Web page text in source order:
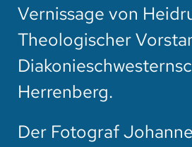
Vernissage von
Theologischer
Herrenberg.
Der Fotograf